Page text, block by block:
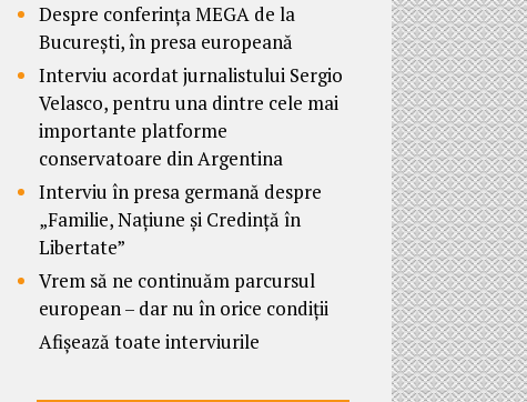
Despre conferința MEGA de la
București, în presa europeană
Interviu acordat jurnalistului Sergio
Velasco, pentru una dintre cele mai
importante platforme
conservatoare din Argentina
Interviu în presa germană despre
„Familie, Națiune și Credință în
Libertate”
Vrem să ne continuăm parcursul
european – dar nu în orice condiții
Afișează toate interviurile